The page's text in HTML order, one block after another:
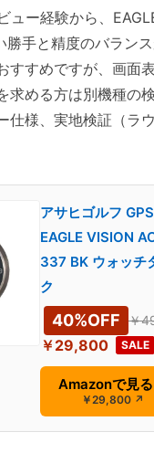
ュー経験から、
勝手と精度のバラン
すすめですが、画面
求める方は別機種の
仕様、実地検証（ラ
アサヒゴルフ
EAGLE VISION
337 BK ウォッチ
ク
￥
￥29,800 SALE
40%OFF
Amazonで見る
￥29,800 ↗